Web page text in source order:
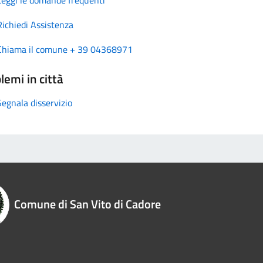
Assistenza
il comune + 39 04368971
in città
disservizio
Comune di San Vito di Cadore